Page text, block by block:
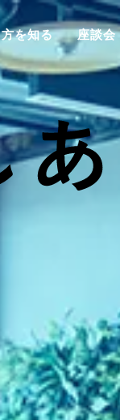
を知る 座談会